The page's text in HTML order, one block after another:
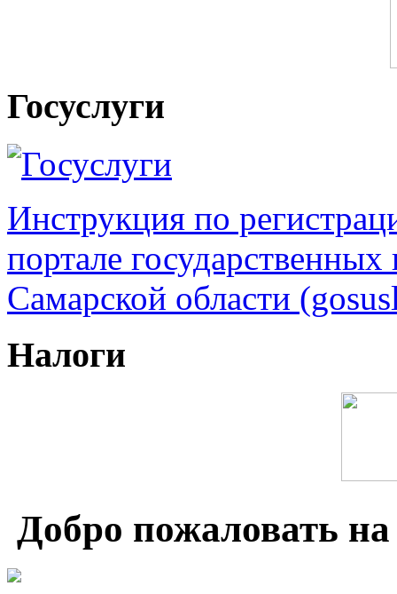
Госуслуги
Инструкция по
портале
Самарской области
Налоги
Добро пожаловать